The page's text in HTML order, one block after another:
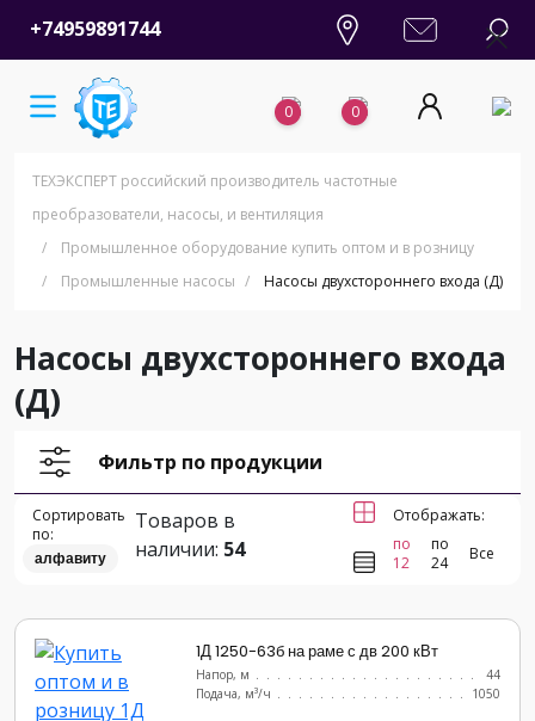
+74959891744
0 0
ТЕХЭКСПЕРТ российский производитель частотные
преобразователи, насосы, и вентиляция
/
Промышленное оборудование купить оптом и в розницу
/
Промышленные насосы / Насосы двухстороннего входа (Д)
Насосы двухстороннего входа
(Д)
Фильтр по продукции
Сортировать
по:
алфавиту
Товаров в
наличии: 54
Отображать:
по
12
по
24
Все
1Д 1250-63б на раме с дв 200 кВт
Напор, м
44
Подача, м³/ч
1050